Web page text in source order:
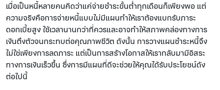
เมื่อเป็นหนี้หลายคนคิดว่าแค่จ่ายชำระขั้นต่ำทุกเดือนก็เพียงพอ แต่
ความจริงคือการจ่ายหนี้แบบไม่มีแผนทำให้เราต้องแบกรับภาระ
ดอกเบี้ยสูง ใช้เวลานานกว่าที่ควรและอาจทำให้สภาพคล่องทางการ
เงินตึงตัวจนกระทบต่อคุณภาพชีวิต ดังนั้น การวางแผนชำระหนี้จึง
ไม่ใช่เพียงการลดภาระ แต่เป็นการสร้างโอกาสให้เรากลับมามีอิสระ
ทางการเงินเร็วขึ้น ซึ่งการมีแผนที่ดีจะช่วยให้คุณได้รับประโยชน์ดัง
ต่อไปนี้